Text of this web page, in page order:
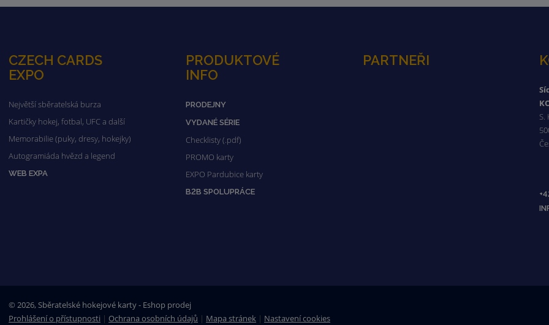
CZECH CARDS
EXPO
Největší sběratelská burza
Kartičky hokej, fotbal, UFC a další
Memorabilie (puky, dresy, hokejky)
Autogramiáda hvězd a legend
WEB EXPA
PRODUKTOVÉ
INFO
PRODEJNY
VYDANÉ SÉRIE
Checklisty (.pdf)
PROMO karty
EXPO Pardubice karty
B2B SPOLUPRÁCE
PARTNEŘI
S.
© 2026, Sběratelské hokejové karty - Eshop prodej
Prohlášení o přístupnosti |Ochrana osobních údajů | Mapa stránek | Nastavení cookies